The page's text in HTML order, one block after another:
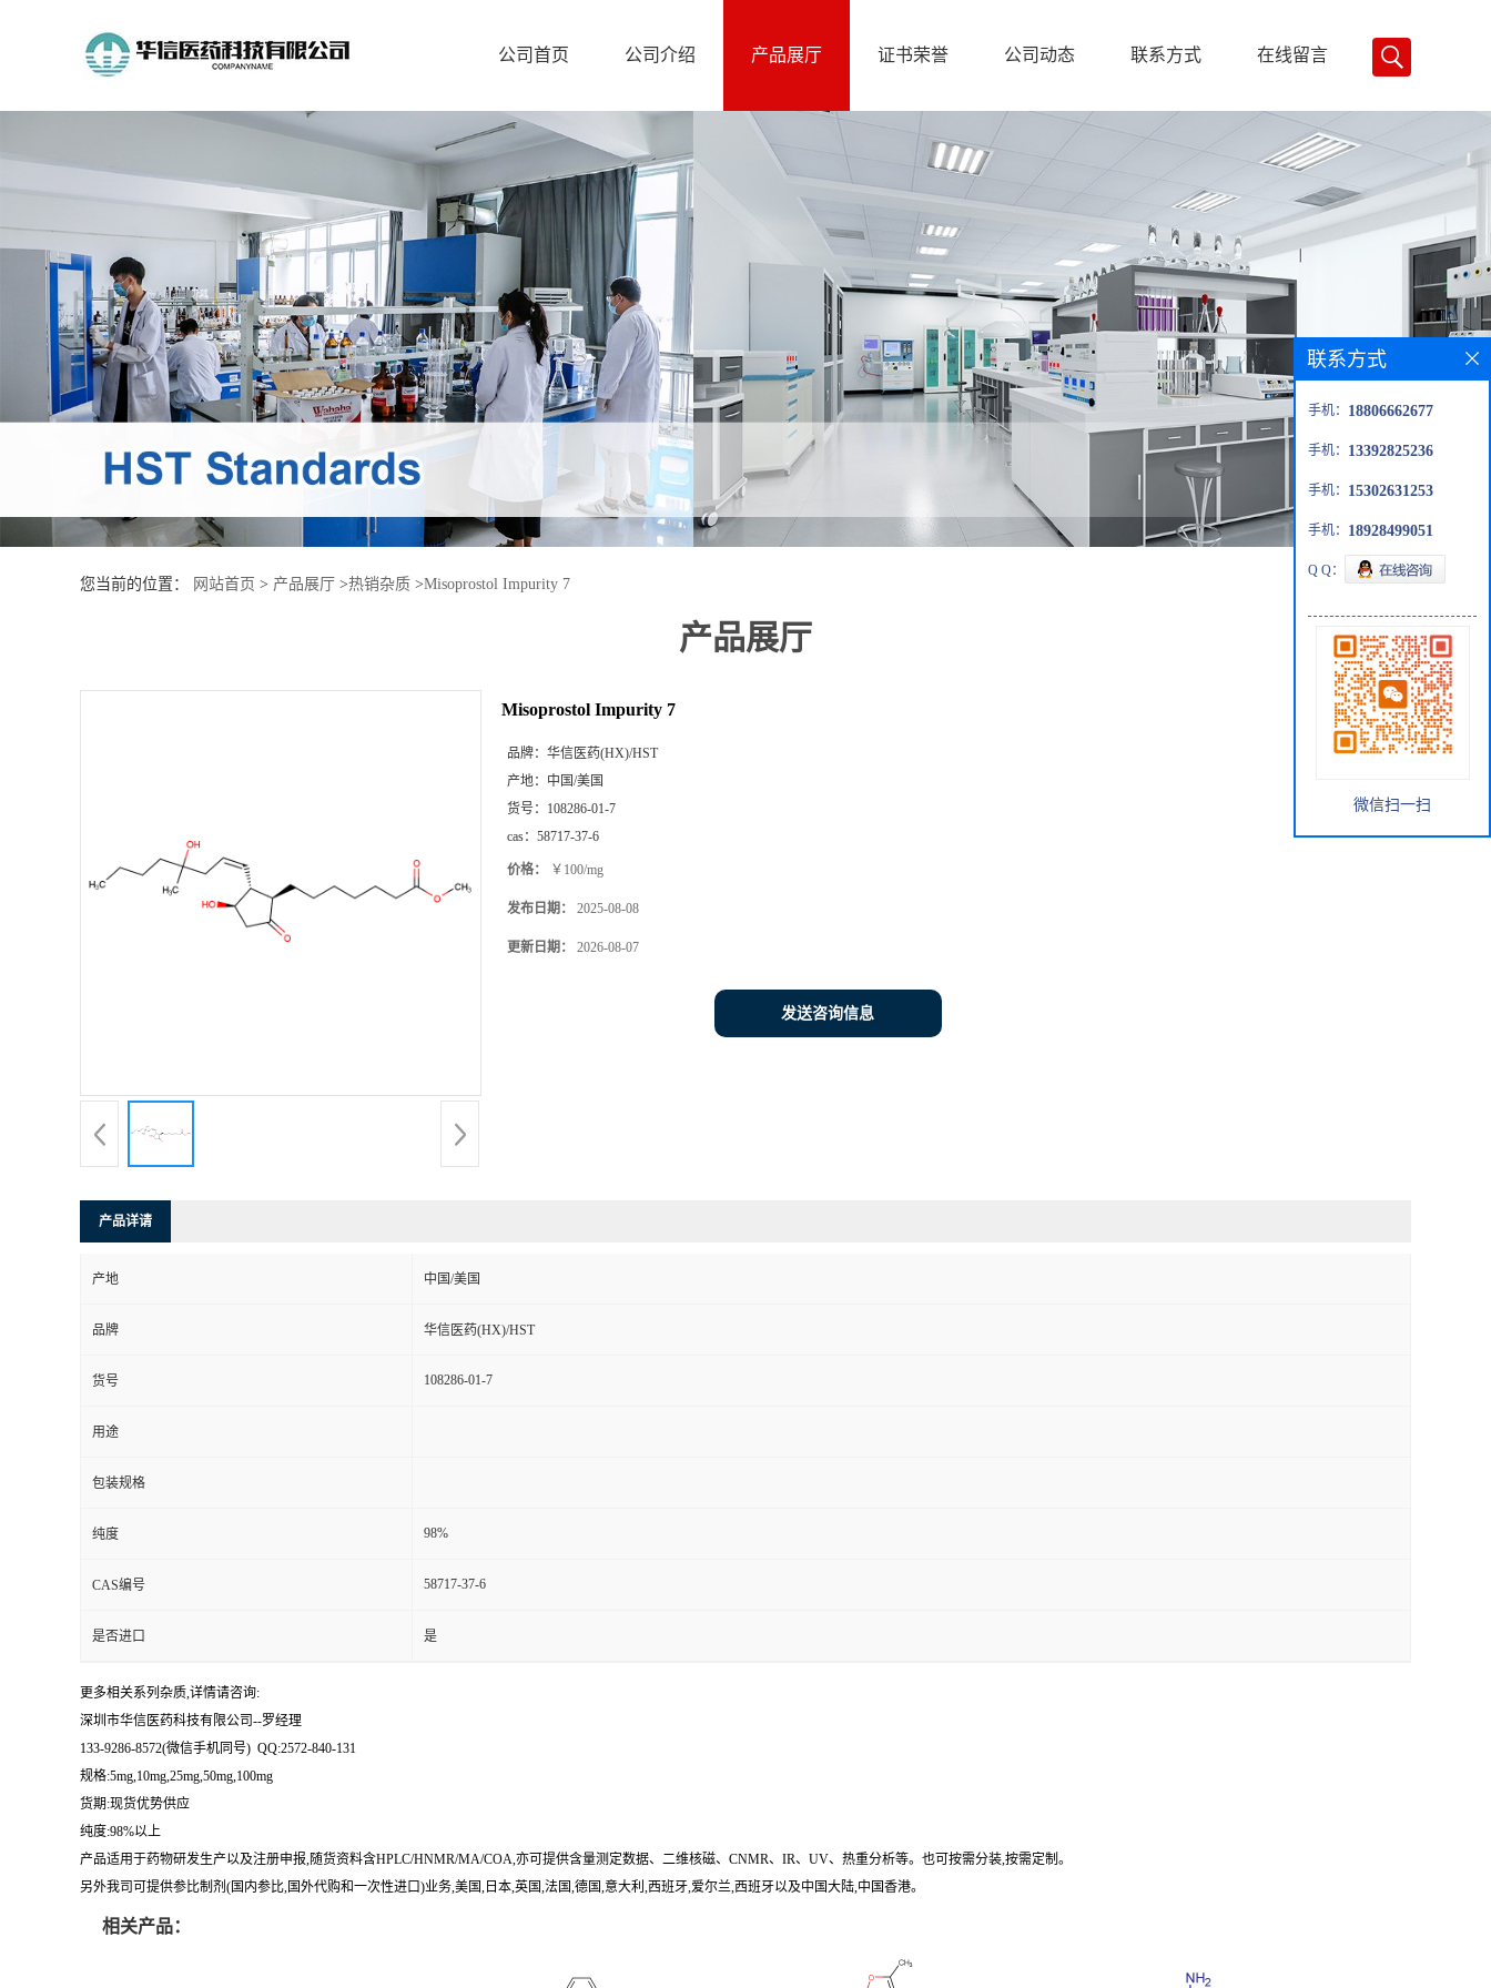
页
司
介
公司首页 公司介绍 产品展厅 证书荣誉 公司动态 联系方式 在线留言
您当前的位置： 网站首页 > 产品展厅 >热销杂质 >Misoprostol Impurity 7
产品展厅
Misoprostol Impurity 7
品牌： 华信医药(HX)/HST
产地： 中国/美国
货号： 108286-01-7
cas： 58717-37-6
价格： ￥100/mg
发布日期： 2025-08-08
更新日期： 2026-08-07
发送咨询信息
产品详请
产地 中国/美国
品牌 华信医药(HX)/HST
货号 108286-01-7
用途
包装规格
纯度 98%
CAS编号 58717-37-6
是否进口 是
更多相关系列杂质,详情请咨询:
深圳市华信医药科技有限公司--罗经理
133-9286-8572(微信手机同号) QQ:2572-840-131
规格:5mg,10mg,25mg,50mg,100mg
货期:现货优势供应
纯度:98%以上
产品适用于药物研发生产以及注册申报,随货资料含HPLC/HNMR/MA/COA,亦可提供含量测定数据、二维核磁、CNMR、IR、UV、热重分析等。也可按需分装,按需定制。
另外我司可提供参比制剂(国内参比,国外代购和一次性进口)业务,美国,日本,英国,法国,德国,意大利,西班牙,爱尔兰,西班牙以及中国大陆,中国香港。
相关产品：
联系方式
手机： 18806662677
手机： 13392825236
手机： 15302631253
手机： 18928499051
Q Q：
微信扫一扫